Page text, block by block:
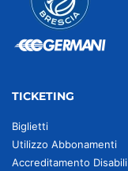
TICKETING
Biglietti
Utilizzo Abbonamenti
Accreditamento Disabili